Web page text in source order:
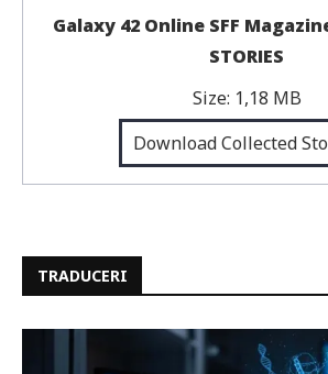
Galaxy 42 Online SFF
STORIES
Size: 1,18 MB
Download Collected
TRADUCERI